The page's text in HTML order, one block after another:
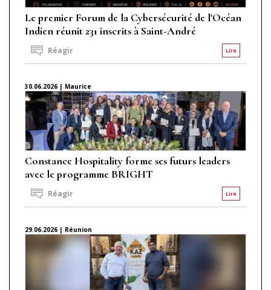
Le premier Forum de la Cybersécurité de l'Océan
Indien réunit 231 inscrits à Saint-André
Lire
Réagir
30.06.2026 | Maurice
Constance Hospitality forme ses futurs leaders
avec le programme BRIGHT
Lire
Réagir
29.06.2026 | Réunion